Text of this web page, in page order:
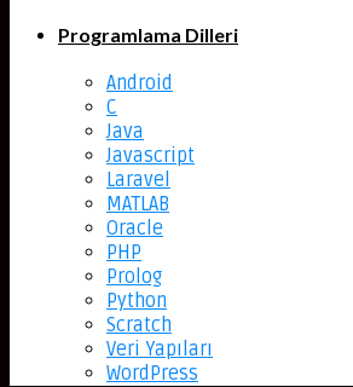
Programlama Dilleri
Android
C
Java
Javascript
Laravel
MATLAB
Oracle
PHP
Prolog
Python
Scratch
Veri Yapıları
WordPress